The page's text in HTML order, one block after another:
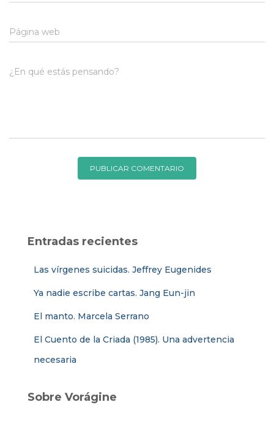
Página web
¿En qué estás pensando?
Entradas recientes
Las vírgenes suicidas. Jeffrey Eugenides
Ya nadie escribe cartas. Jang Eun-jin
El manto. Marcela Serrano
El Cuento de la Criada (1985). Una advertencia
necesaria
Sobre Vorágine